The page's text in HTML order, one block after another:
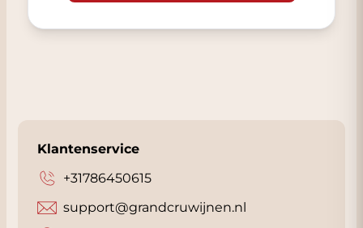
Klantenservice
+31786450615
support@grandcruwijnen.nl